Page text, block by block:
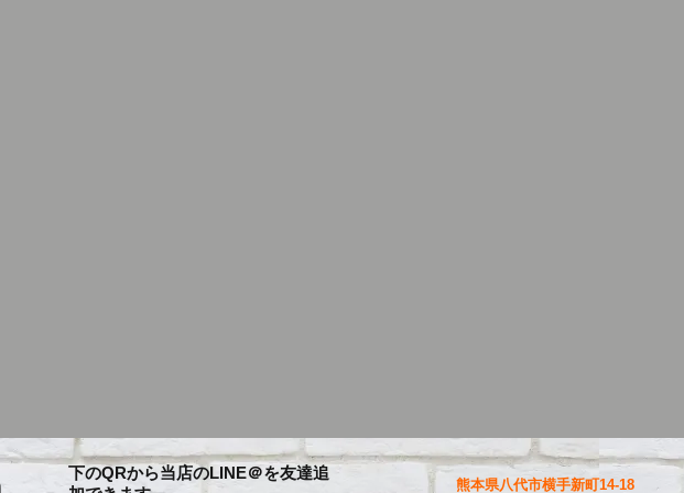
下のQRから当店のLINE＠を友達追
熊本県八代市横手新町14-18